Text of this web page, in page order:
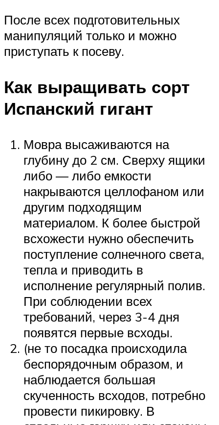
После всех подготовительных
манипуляций только и можно
приступать к посеву.
Как выращивать сорт
Испанский гигант
Мовра высаживаются на
глубину до 2 см. Сверху ящики
либо — либо емкости
накрываются целлофаном или
другим подходящим
материалом. К более быстрой
всхожести нужно обеспечить
поступление солнечного света,
тепла и приводить в
исполнение регулярный полив.
При соблюдении всех
требований, через 3-4 дня
появятся первые всходы.
(не то посадка происходила
беспорядочным образом, и
наблюдается большая
скученность всходов, потребно
провести пикировку. В